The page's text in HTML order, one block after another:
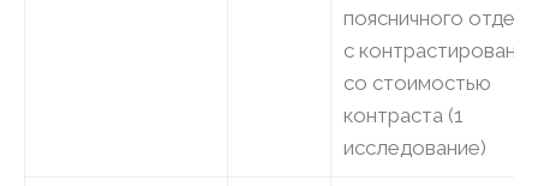
поясничного
с
со стоимостью
контраста (1
исследование)